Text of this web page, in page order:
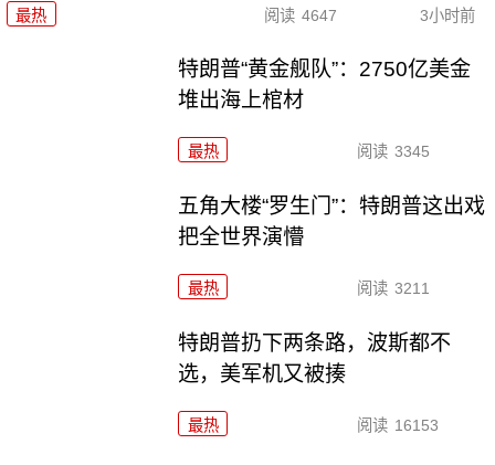
最热 阅读 4647 3小时前
特朗普“黄金舰队”：2750亿美金
堆出海上棺材
最热 阅读 3345
五角大楼“罗生门”：特朗普这出戏
把全世界演懵
最热 阅读 3211
特朗普扔下两条路，波斯都不
选，美军机又被揍
最热 阅读 16153